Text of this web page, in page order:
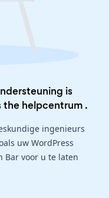
is
the helpcentrum .
ingenieurs
uw WordPress
Bar voor u te laten